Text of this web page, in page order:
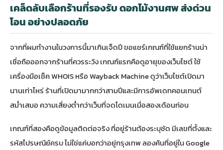
เคล็ดลับเลือกร้านที่รองรับ ดอกไม้งานศพ ส่งด่วน
โอน อย่างปลอดภัย
จากที่ผมทำงานในวงการนี้มาเกินเจ็ดปี ขอแชร์เกณฑ์ที่ใช้แยกร้านน่า
เชื่อถือออกจากร้านที่ควรระวัง เกณฑ์แรกคือดูอายุของเว็บไซต์ ใช้
เครื่องมือเช็ค WHOIS หรือ Wayback Machine ดูว่าเว็บไซต์เปิดมา
นานเท่าไหร่ ร้านที่เปิดมามากกว่าสามปีและมีการอัพเดทคอนเทนต์
สม่ำเสมอ ความเสี่ยงต่ำกว่าเว็บที่จดโดเมนเมื่อสองเดือนก่อน
เกณฑ์ที่สองคือดูข้อมูลติดต่อจริง ที่อยู่ร้านต้องระบุชัด มีเลขที่ตั้งและ
รหัสไปรษณีย์ครบ ไม่ใช่แค่บอกว่าอยู่กรุงเทพ ลองค้นที่อยู่ใน Google